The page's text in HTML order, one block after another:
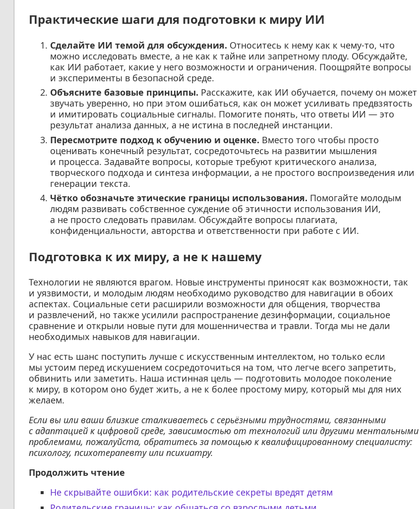
Практические шаги для подготовки к миру ИИ
Сделайте ИИ темой для обсуждения. Относитесь к нему как к чему-то, что
можно исследовать вместе, а не как к тайне или запретному плоду. Обсуждайте,
как ИИ работает, какие у него возможности и ограничения. Поощряйте вопросы
и эксперименты в безопасной среде.
Объясните базовые принципы. Расскажите, как ИИ обучается, почему он может
звучать уверенно, но при этом ошибаться, как он может усиливать предвзятость
и имитировать социальные сигналы. Помогите понять, что ответы ИИ — это
результат анализа данных, а не истина в последней инстанции.
Пересмотрите подход к обучению и оценке. Вместо того чтобы просто
оценивать конечный результат, сосредоточьтесь на развитии мышления
и процесса. Задавайте вопросы, которые требуют критического анализа,
творческого подхода и синтеза информации, а не простого воспроизведения или
генерации текста.
Чётко обозначьте этические границы использования. Помогайте молодым
людям развивать собственное суждение об этичности использования ИИ,
а не просто следовать правилам. Обсуждайте вопросы плагиата,
конфиденциальности, авторства и ответственности при работе с ИИ.
Подготовка к их миру, а не к нашему
Технологии не являются врагом. Новые инструменты приносят как возможности, так
и уязвимости, и молодым людям необходимо руководство для навигации в обоих
аспектах. Социальные сети расширили возможности для общения, творчества
и развлечений, но также усилили распространение дезинформации, социальное
сравнение и открыли новые пути для мошенничества и травли. Тогда мы не дали
необходимых навыков для навигации.
У нас есть шанс поступить лучше с искусственным интеллектом, но только если
мы устоим перед искушением сосредоточиться на том, что легче всего запретить,
обвинить или заметить. Наша истинная цель — подготовить молодое поколение
к миру, в котором оно будет жить, а не к более простому миру, который мы для них
желаем.
Если вы или ваши близкие сталкиваетесь с серьёзными трудностями, связанными
с адаптацией к цифровой среде, зависимостью от технологий или другими ментальными
проблемами, пожалуйста, обратитесь за помощью к квалифицированному специалисту:
психологу, психотерапевту или психиатру.
Продолжить чтение
Не скрывайте ошибки: как родительские секреты вредят детям